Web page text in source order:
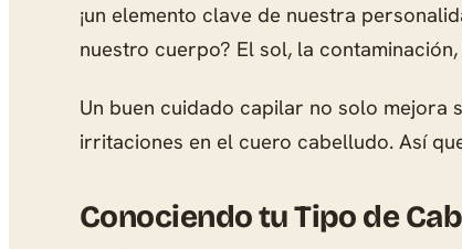
¡un elemento clave de nuestra
nuestro cuerpo? El sol, la
Un buen cuidado capilar no solo mejora
irritaciones en el cuero cabelludo. Así
Conociendo tu Tipo de